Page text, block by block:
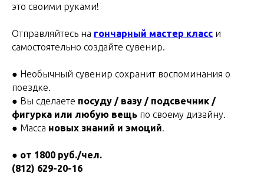
это своими руками!
Отправляйтесь на гончарный мастер класс и
самостоятельно создайте сувенир.
● Необычный сувенир сохранит воспоминания о
поездке.
● Вы сделаете посуду / вазу / подсвечник /
фигурка или любую вещь по своему дизайну.
● Масса новых знаний и эмоций.
● от 1800 руб./чел.
(812) 629-20-16